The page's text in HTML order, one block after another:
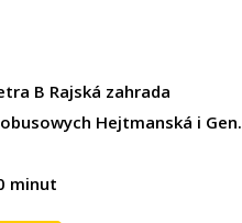
B Rajská zahrada
Hejtmanská i Gen.
minut